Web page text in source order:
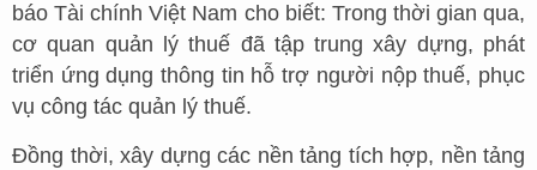
báo Tài chính Việt Nam cho biết: Trong thời gian qua,
cơ quan quản lý thuế đã tập trung xây dựng, phát
triển ứng dụng thông tin hỗ trợ người nộp thuế, phục
vụ công tác quản lý thuế.
Đồng thời, xây dựng các nền tảng tích hợp, nền tảng